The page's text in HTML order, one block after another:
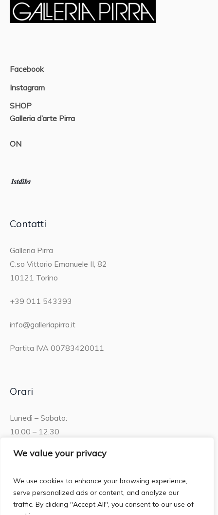
We value your privacy
We use cookies to enhance your browsing experience,
serve personalized ads or content, and analyze our
traffic. By clicking "Accept All", you consent to our use of
Facebook
Instagram
SHOP
Galleria d’arte Pirra
ON
Contatti
Galleria Pirra
C.so Vittorio Emanuele II, 82
10121 Torino
+39 011 543393
info@galleriapirra.it
Partita IVA 00783420011
Orari
Lunedì – Sabato:
10.00 – 12.30
15.30 – 19.00